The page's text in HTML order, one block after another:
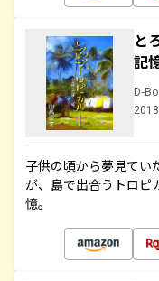
と
記
D-
子供の頃から夢見てい
が、島で出合うトロピ
憶。